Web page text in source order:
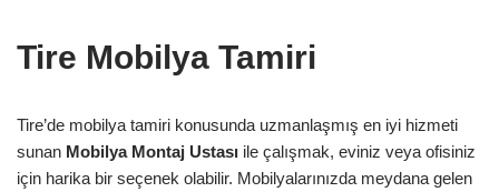
Tire Mobilya Tamiri
Tire’de mobilya tamiri konusunda uzmanlaşmış en iyi hizmeti
sunan Mobilya Montaj Ustası ile çalışmak, eviniz veya ofisiniz
için harika bir seçenek olabilir. Mobilyalarınızda meydana gelen